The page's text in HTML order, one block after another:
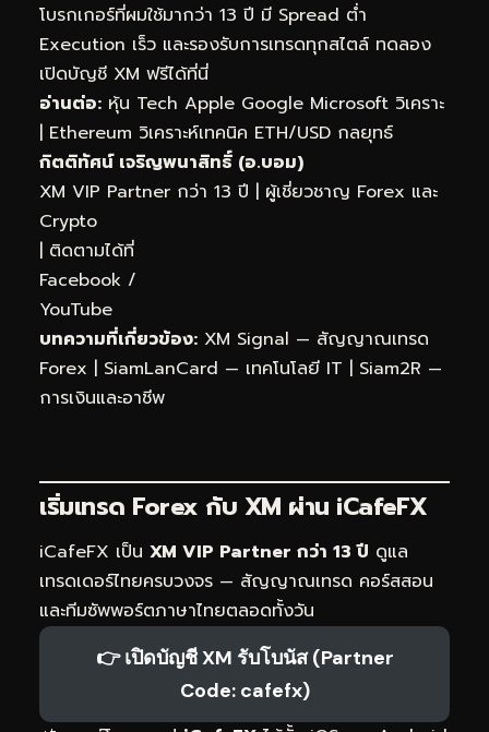
โบรกเกอร์ที่ผมใช้มากว่า 13 ปี มี Spread ต่ำ
Execution เร็ว และรองรับการเทรดทุกสไตล์ ทดลอง
เปิดบัญชี XM ฟรีได้ที่นี่
อ่านต่อ: หุ้น Tech Apple Google Microsoft วิเคราะ
| Ethereum วิเคราะห์เทคนิค ETH/USD กลยุทธ์
กิตติทัศน์ เจริญพนาสิทธิ์ (อ.บอม)
XM VIP Partner กว่า 13 ปี | ผู้เชี่ยวชาญ Forex และ
Crypto
| ติดตามได้ที่
Facebook /
YouTube
บทความที่เกี่ยวข้อง: XM Signal — สัญญาณเทรด
Forex | SiamLanCard — เทคโนโลยี IT | Siam2R —
การเงินและอาชีพ
เริ่มเทรด Forex กับ XM ผ่าน iCafeFX
iCafeFX เป็น XM VIP Partner กว่า 13 ปี ดูแล
เทรดเดอร์ไทยครบวงจร — สัญญาณเทรด คอร์สสอน
และทีมซัพพอร์ตภาษาไทยตลอดทั้งวัน
👉 เปิดบัญชี XM รับโบนัส (Partner
Code: cafefx)